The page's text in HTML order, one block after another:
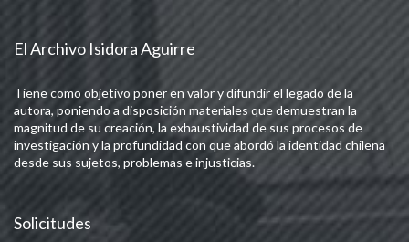
El Archivo Isidora Aguirre
Tiene como objetivo poner en valor y difundir el legado de la
autora, poniendo a disposición materiales que demuestran la
magnitud de su creación, la exhaustividad de sus procesos de
investigación y la profundidad con que abordó la identidad chilena
desde sus sujetos, problemas e injusticias.
Solicitudes